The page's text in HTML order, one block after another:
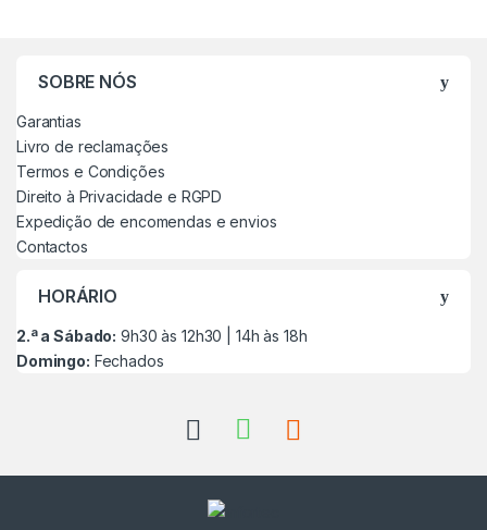
SOBRE NÓS
Garantias
Livro de reclamações
Termos e Condições
Direito à Privacidade e RGPD
Expedição de encomendas e envios
Contactos
HORÁRIO
2.ª a Sábado: 9h30 às 12h30 | 14h às 18h
Domingo: Fechados